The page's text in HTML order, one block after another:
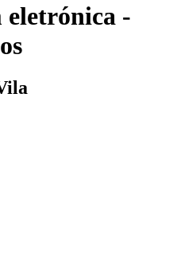
eletrónica -